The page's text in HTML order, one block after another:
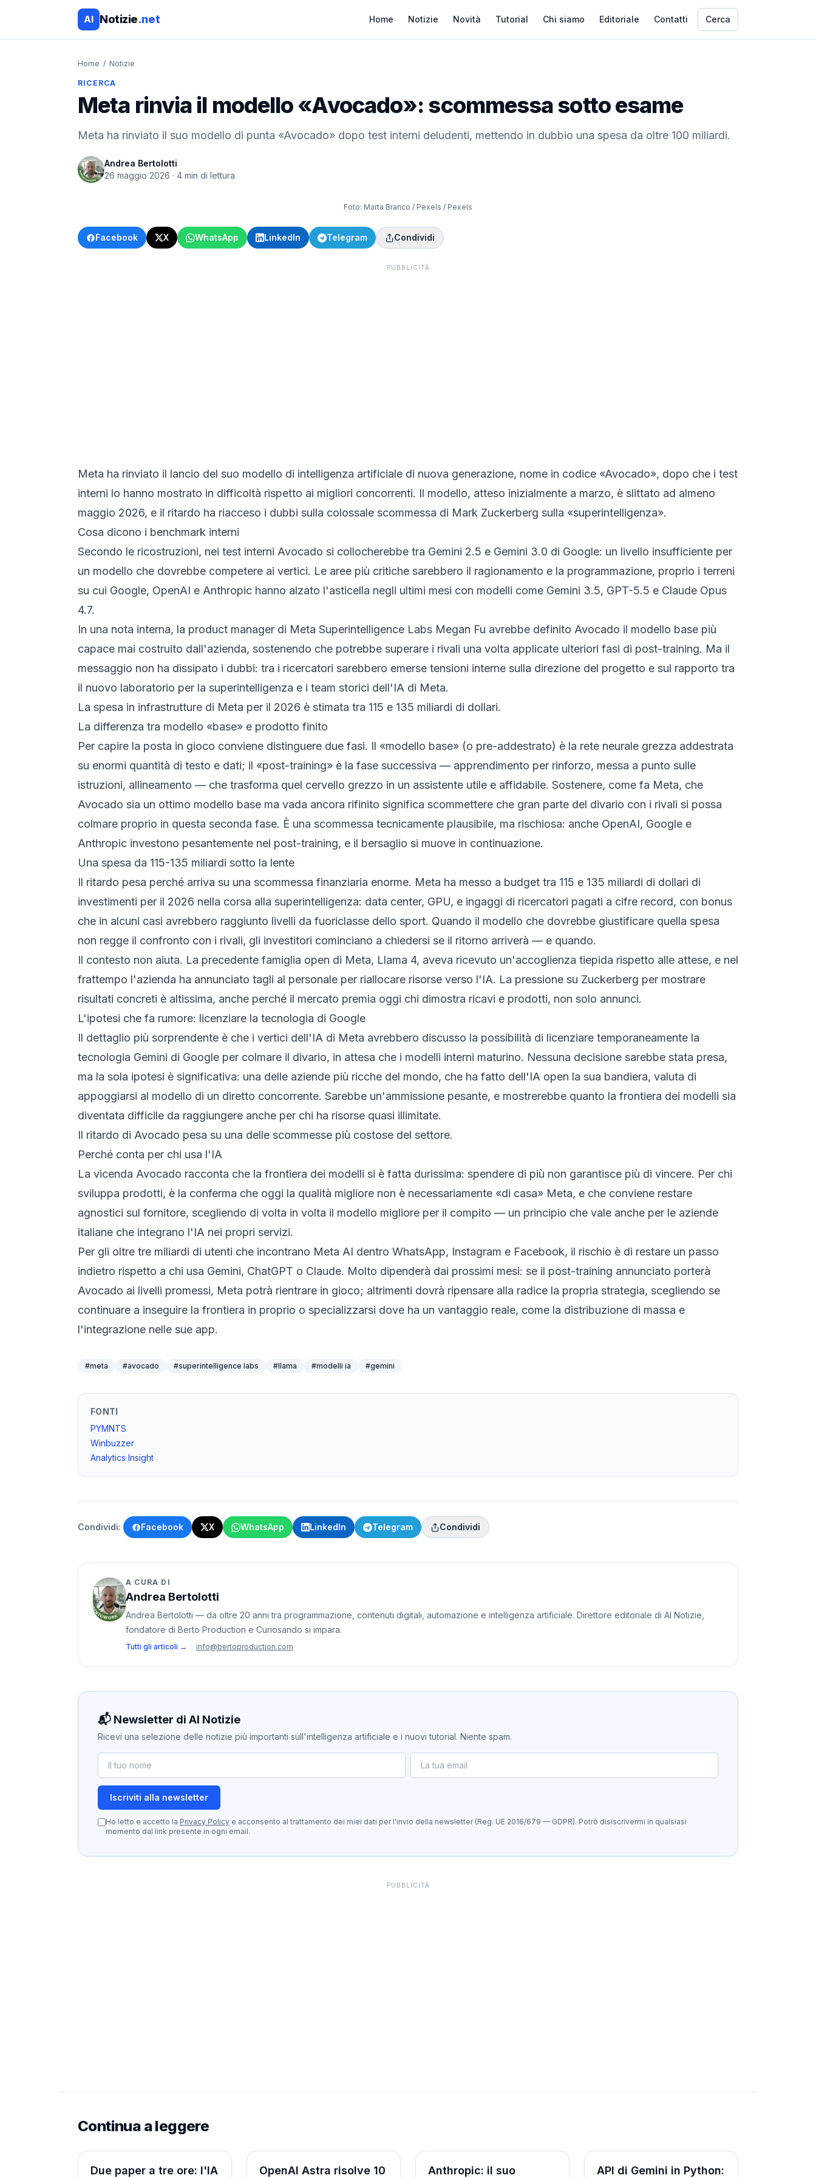
AI Notizie.net Home Notizie Novità Tutorial Chi siamo Editoriale Contatti Cerca
Home / Notizie
RICERCA
Meta rinvia il modello «Avocado»: scommessa sotto esame
Meta ha rinviato il suo modello di punta «Avocado» dopo test interni deludenti, mettendo in dubbio una spesa da oltre 100 miliardi.
Andrea Bertolotti
26 maggio 2026 · 4 min di lettura
Foto: Marta Branco / Pexels / Pexels
Facebook X WhatsApp LinkedIn Telegram Condividi
PUBBLICITÀ
Meta ha rinviato il lancio del suo modello di intelligenza artificiale di nuova generazione, nome in codice «Avocado», dopo che i test
interni lo hanno mostrato in difficoltà rispetto ai migliori concorrenti. Il modello, atteso inizialmente a marzo, è slittato ad almeno
maggio 2026, e il ritardo ha riacceso i dubbi sulla colossale scommessa di Mark Zuckerberg sulla «superintelligenza».
Cosa dicono i benchmark interni
Secondo le ricostruzioni, nei test interni Avocado si collocherebbe tra Gemini 2.5 e Gemini 3.0 di Google: un livello insufficiente per
un modello che dovrebbe competere ai vertici. Le aree più critiche sarebbero il ragionamento e la programmazione, proprio i terreni
su cui Google, OpenAI e Anthropic hanno alzato l'asticella negli ultimi mesi con modelli come Gemini 3.5, GPT-5.5 e Claude Opus
4.7.
In una nota interna, la product manager di Meta Superintelligence Labs Megan Fu avrebbe definito Avocado il modello base più
capace mai costruito dall'azienda, sostenendo che potrebbe superare i rivali una volta applicate ulteriori fasi di post-training. Ma il
messaggio non ha dissipato i dubbi: tra i ricercatori sarebbero emerse tensioni interne sulla direzione del progetto e sul rapporto tra
il nuovo laboratorio per la superintelligenza e i team storici dell'IA di Meta.
La spesa in infrastrutture di Meta per il 2026 è stimata tra 115 e 135 miliardi di dollari.
La differenza tra modello «base» e prodotto finito
Per capire la posta in gioco conviene distinguere due fasi. Il «modello base» (o pre-addestrato) è la rete neurale grezza addestrata
su enormi quantità di testo e dati; il «post-training» è la fase successiva — apprendimento per rinforzo, messa a punto sulle
istruzioni, allineamento — che trasforma quel cervello grezzo in un assistente utile e affidabile. Sostenere, come fa Meta, che
Avocado sia un ottimo modello base ma vada ancora rifinito significa scommettere che gran parte del divario con i rivali si possa
colmare proprio in questa seconda fase. È una scommessa tecnicamente plausibile, ma rischiosa: anche OpenAI, Google e
Anthropic investono pesantemente nel post-training, e il bersaglio si muove in continuazione.
Una spesa da 115-135 miliardi sotto la lente
Il ritardo pesa perché arriva su una scommessa finanziaria enorme. Meta ha messo a budget tra 115 e 135 miliardi di dollari di
investimenti per il 2026 nella corsa alla superintelligenza: data center, GPU, e ingaggi di ricercatori pagati a cifre record, con bonus
che in alcuni casi avrebbero raggiunto livelli da fuoriclasse dello sport. Quando il modello che dovrebbe giustificare quella spesa
non regge il confronto con i rivali, gli investitori cominciano a chiedersi se il ritorno arriverà — e quando.
Il contesto non aiuta. La precedente famiglia open di Meta, Llama 4, aveva ricevuto un'accoglienza tiepida rispetto alle attese, e nel
frattempo l'azienda ha annunciato tagli al personale per riallocare risorse verso l'IA. La pressione su Zuckerberg per mostrare
risultati concreti è altissima, anche perché il mercato premia oggi chi dimostra ricavi e prodotti, non solo annunci.
L'ipotesi che fa rumore: licenziare la tecnologia di Google
Il dettaglio più sorprendente è che i vertici dell'IA di Meta avrebbero discusso la possibilità di licenziare temporaneamente la
tecnologia Gemini di Google per colmare il divario, in attesa che i modelli interni maturino. Nessuna decisione sarebbe stata presa,
ma la sola ipotesi è significativa: una delle aziende più ricche del mondo, che ha fatto dell'IA open la sua bandiera, valuta di
appoggiarsi al modello di un diretto concorrente. Sarebbe un'ammissione pesante, e mostrerebbe quanto la frontiera dei modelli sia
diventata difficile da raggiungere anche per chi ha risorse quasi illimitate.
Il ritardo di Avocado pesa su una delle scommesse più costose del settore.
Perché conta per chi usa l'IA
La vicenda Avocado racconta che la frontiera dei modelli si è fatta durissima: spendere di più non garantisce più di vincere. Per chi
sviluppa prodotti, è la conferma che oggi la qualità migliore non è necessariamente «di casa» Meta, e che conviene restare
agnostici sul fornitore, scegliendo di volta in volta il modello migliore per il compito — un principio che vale anche per le aziende
italiane che integrano l'IA nei propri servizi.
Per gli oltre tre miliardi di utenti che incontrano Meta AI dentro WhatsApp, Instagram e Facebook, il rischio è di restare un passo
indietro rispetto a chi usa Gemini, ChatGPT o Claude. Molto dipenderà dai prossimi mesi: se il post-training annunciato porterà
Avocado ai livelli promessi, Meta potrà rientrare in gioco; altrimenti dovrà ripensare alla radice la propria strategia, scegliendo se
continuare a inseguire la frontiera in proprio o specializzarsi dove ha un vantaggio reale, come la distribuzione di massa e
l'integrazione nelle sue app.
#meta #avocado #superintelligence labs #llama #modelli ia #gemini
FONTI
PYMNTS
Winbuzzer
Analytics Insight
Condividi: Facebook X WhatsApp LinkedIn Telegram Condividi
A CURA DI
Andrea Bertolotti
Andrea Bertolotti — da oltre 20 anni tra programmazione, contenuti digitali, automazione e intelligenza artificiale. Direttore editoriale di AI Notizie,
fondatore di Berto Production e Curiosando si impara.
Tutti gli articoli → · info@bertoproduction.com
📬 Newsletter di AI Notizie
Ricevi una selezione delle notizie più importanti sull'intelligenza artificiale e i nuovi tutorial. Niente spam.
Iscriviti alla newsletter
Ho letto e accetto la Privacy Policy e acconsento al trattamento dei miei dati per l'invio della newsletter (Reg. UE 2016/679 — GDPR). Potrò disiscrivermi in qualsiasi
momento dal link presente in ogni email.
PUBBLICITÀ
Continua a leggere
Ricerca
Due paper a tre ore: l'IA Ricerca
OpenAI Astra risolve 10 Ricerca
Anthropic: il suo Tutorial
API di Gemini in Python: